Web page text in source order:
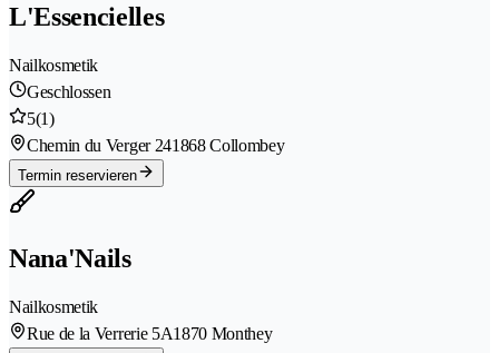
L'Essencielles
Nailkosmetik
Geschlossen
5(1)
Chemin du Verger 241868 Collombey
Termin reservieren
Nana'Nails
Nailkosmetik
Rue de la Verrerie 5A1870 Monthey